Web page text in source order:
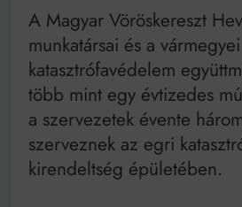
A Magyar Vöröskereszt
munkatársai és a vármegyei
katasztrófavédelem
több mint egy évtizedes
a szervezetek évente
szerveznek az egri
kirendeltség épületében.